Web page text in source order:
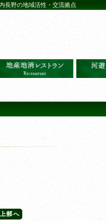
長野の地域活性・交流拠点